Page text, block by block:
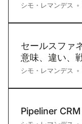
シモ・レマンデス •
セールスファ
意味、違い、
シモ・レマンデス •
Pipeliner